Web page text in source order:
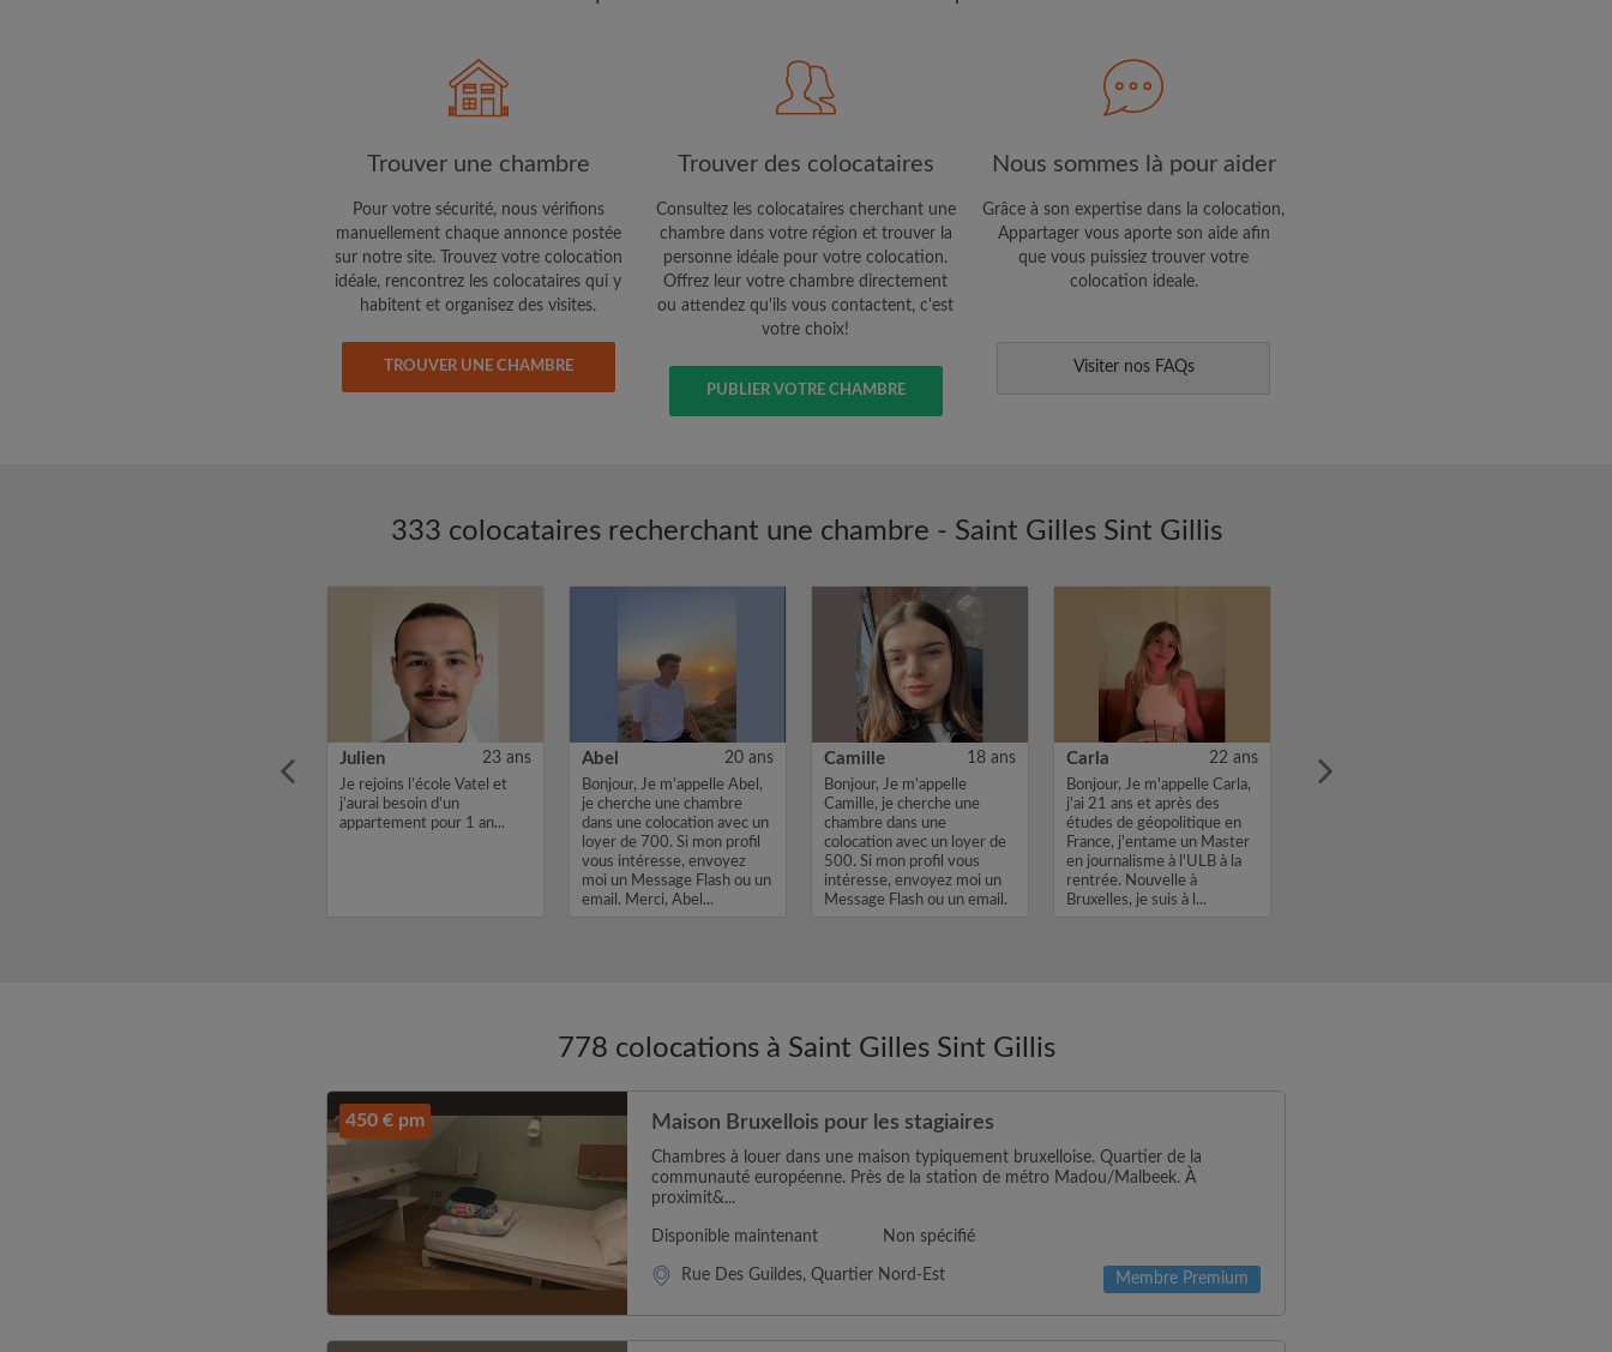
CRÉER PROFIL
jour du compte par e-mail
Trouver une chambre
Pour votre sécurité, nous vérifions
manuellement chaque annonce postée
sur notre site. Trouvez votre colocation
idéale, rencontrez les colocataires qui y
habitent et organisez des visites.
TROUVER UNE CHAMBRE
Trouver des colocataires
Consultez les colocataires cherchant une
chambre dans votre région et trouver la
personne idéale pour votre colocation.
Offrez leur votre chambre directement
ou attendez qu'ils vous contactent, c'est
votre choix!
PUBLIER VOTRE CHAMBRE
Nous sommes là pour aider
Grâce à son expertise dans la colocation,
Appartager vous aporte son aide afin
que vous puissiez trouver votre
colocation ideale.
Visiter nos FAQs
333 colocataires recherchant une chambre - Saint Gilles Sint Gillis
Julien 23 ans
Je rejoins l’école Vatel et
j’aurai besoin d’un
appartement pour 1 an...
Abel 20 ans
Bonjour, Je m'appelle Abel,
je cherche une chambre
dans une colocation avec un
loyer de 700. Si mon profil
vous intéresse, envoyez
moi un Message Flash ou un
email. Merci, Abel...
Camille 18 ans
Bonjour, Je m'appelle
Camille, je cherche une
chambre dans une
colocation avec un loyer de
500. Si mon profil vous
intéresse, envoyez moi un
Message Flash ou un email.
Carla 22 ans
Bonjour, Je m'appelle Carla,
j'ai 21 ans et après des
études de géopolitique en
France, j'entame un Master
en journalisme à l'ULB à la
rentrée. Nouvelle à
Bruxelles, je suis à l...
778 colocations à Saint Gilles Sint Gillis
450 € pm Maison Bruxellois pour les stagiaires
Chambres à louer dans une maison typiquement bruxelloise. Quartier de la
communauté européenne. Près de la station de métro Madou/Malbeek. À
proximit&...
Disponible maintenant Non spécifié
Rue Des Guildes, Quartier Nord-Est Membre Premium